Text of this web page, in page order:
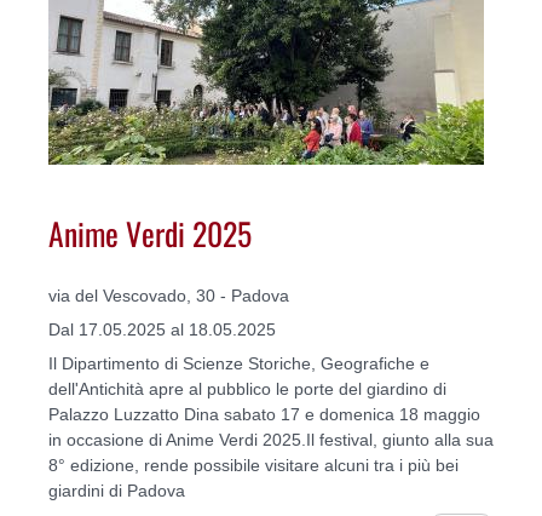
Anime Verdi 2025
via del Vescovado, 30 - Padova
Dal 17.05.2025 al 18.05.2025
Il Dipartimento di Scienze Storiche, Geografiche e
dell'Antichità apre al pubblico le porte del giardino di
Palazzo Luzzatto Dina sabato 17 e domenica 18 maggio
in occasione di Anime Verdi 2025.Il festival, giunto alla sua
8° edizione, rende possibile visitare alcuni tra i più bei
giardini di Padova